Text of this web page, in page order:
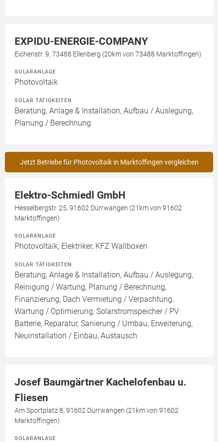
EXPIDU-ENERGIE-COMPANY
Eichenstr. 9, 73488 Ellenberg (20km von 73488 Marktoffingen)
SOLARANLAGE
Photovoltaik
SOLAR TÄTIGKEITEN
Beratung, Anlage & Installation, Aufbau / Auslegung,
Planung / Berechnung
Jetzt Betriebe für Photovoltaik in Marktoffingen vergleichen
Elektro-Schmiedl GmbH
Hesselbergstr. 25, 91602 Dürrwangen (21km von 91602
Marktoffingen)
SOLARANLAGE
Photovoltaik, Elektriker, KFZ Wallboxen
SOLAR TÄTIGKEITEN
Beratung, Anlage & Installation, Aufbau / Auslegung,
Reinigung / Wartung, Planung / Berechnung,
Finanzierung, Dach Vermietung / Verpachtung,
Wartung / Optimierung, Solarstromspeicher / PV
Batterie, Reparatur, Sanierung / Umbau, Erweiterung,
Neuinstallation / Einbau, Austausch
Josef Baumgärtner Kachelofenbau u.
Fliesen
Am Sportplatz 8, 91602 Dürrwangen (21km von 91602
Marktoffingen)
SOLARANLAGE